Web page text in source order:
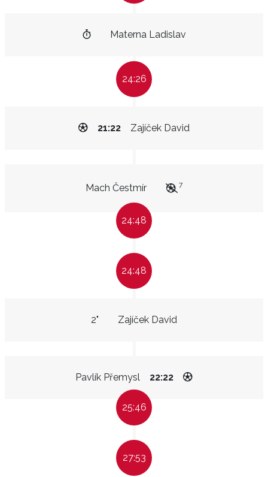
Materna Ladislav
24:26
Zajíček David
21:22
Mach Čestmír 7
24:48
24:48
Zajíček David
2"
Pavlík Přemysl 22:22
25:46
27:53